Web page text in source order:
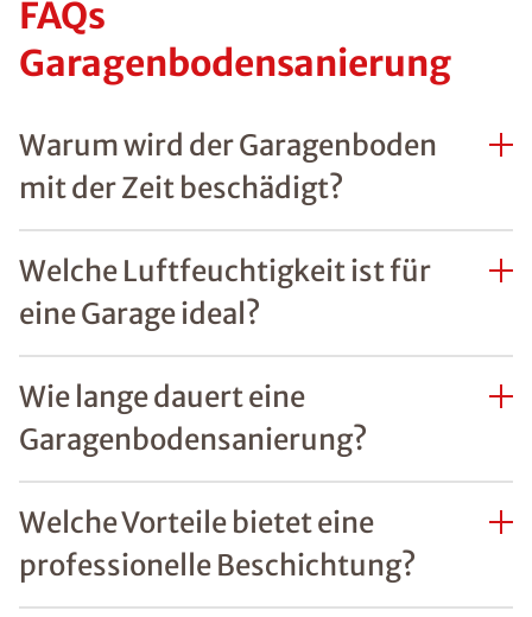
FAQs
Garagenbodensanierung
Warum wird der Garagenboden
mit der Zeit beschädigt?
Welche Luftfeuchtigkeit ist für
eine Garage ideal?
Wie lange dauert eine
Garagenbodensanierung?
Welche Vorteile bietet eine
professionelle Beschichtung?